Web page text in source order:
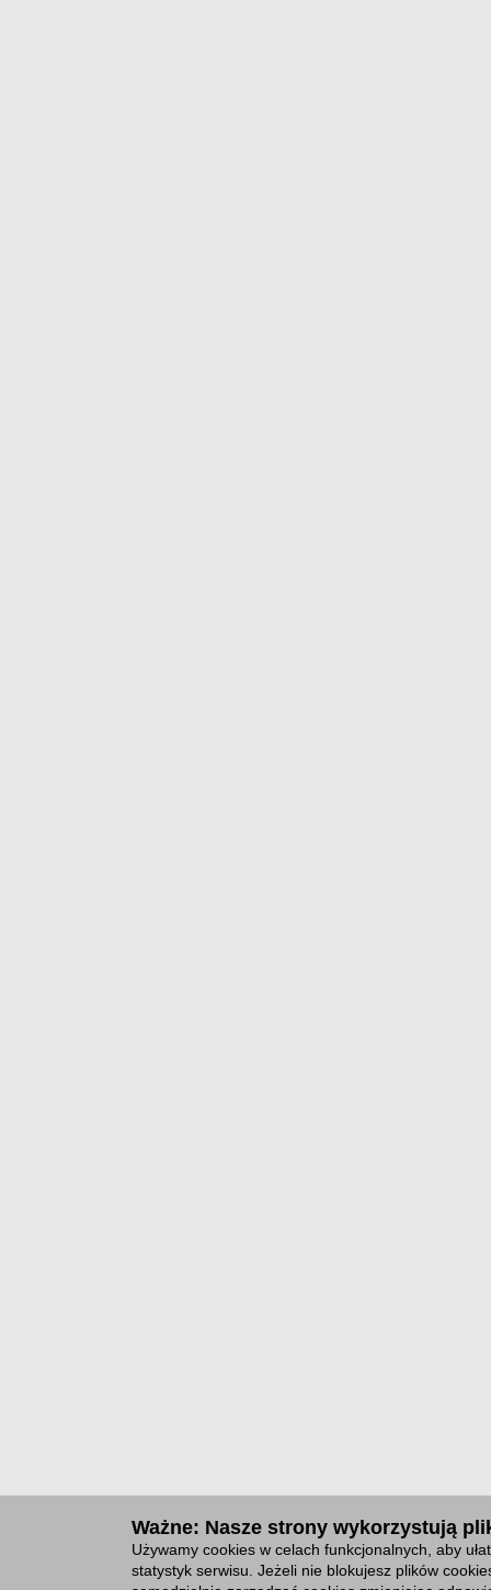
Ważne: Nasze strony wykorzystują
Używamy cookies w celach funkcjonalnych, aby
statystyk serwisu. Jeżeli nie blokujesz plików